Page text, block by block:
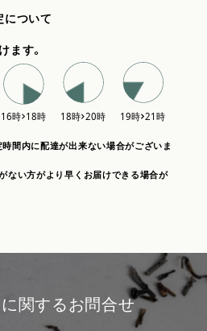
について
ます。
間内に配達が出来ない場合がございま
ない方がより早くお届けできる場合が
関するお問合せ